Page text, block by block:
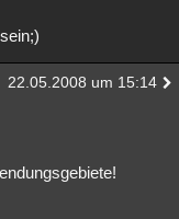
22.05.2008 um 15:14